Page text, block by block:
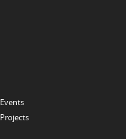
Events
Projects